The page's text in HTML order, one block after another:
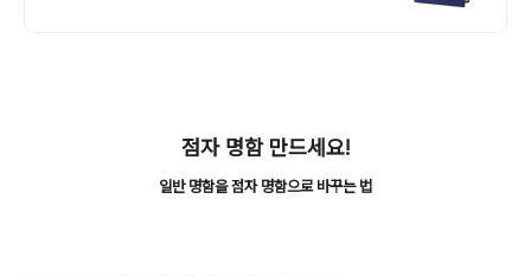
점자 명함 만드세요!
일반 명함을 점자 명함으로 바꾸는 법